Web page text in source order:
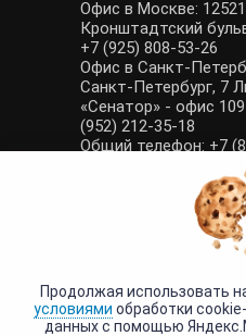
Офис в Москве:
Кронштадтский
+7 (925) 808-53-26
Офис в Санкт-
Санкт-Петербург, 7
«Сенатор» - офис
(952) 212-35-18
Общий телефон: +7
E-mail:
вопросы),
Номер в
туристических
Политика
Продолжая использовать
условиями обработки
данных с помощью